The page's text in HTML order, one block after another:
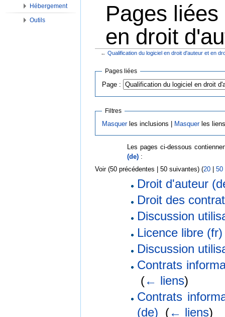
Pages
en droit
← Qualification du logiciel en droit d'auteur et en
Pages liées
Page :
Filtres
Masquerles inclusions | Masquerles
Les pages ci-dessous
(de) :
Voir (50 précédentes | 50 suivantes) (20 50
Droit d'auteur
Droit des
Discussion
Licence libre (fr)
Discussion
Contrats
(← liens)
Contrats
(de) (← liens)
Hébergement
Outils